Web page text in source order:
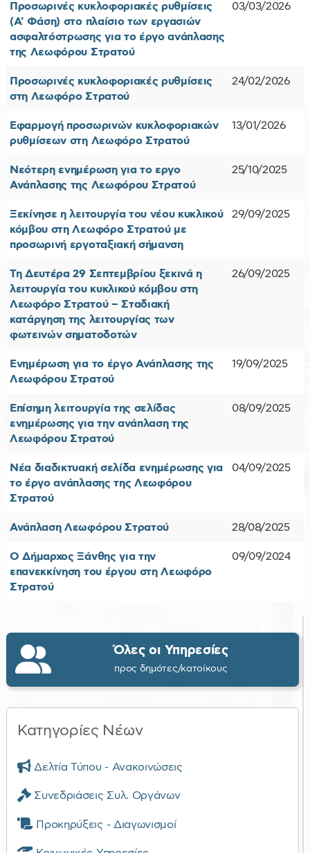
Προσωρινές κυκλοφοριακές ρυθμίσεις
(Α' Φάση) στο πλαίσιο των εργασιών
ασφαλτόστρωσης για το έργο ανάπλασης
της Λεωφόρου Στρατού
03/03/2026
Προσωρινές κυκλοφοριακές ρυθμίσεις
στη Λεωφόρο Στρατού
24/02/2026
Εφαρμογή προσωρινών κυκλοφοριακών
ρυθμίσεων στη Λεωφόρο Στρατού
13/01/2026
Νεότερη ενημέρωση για το εργο
Ανάπλασης της Λεωφόρου Στρατού
25/10/2025
Ξεκίνησε η λειτουργία του νέου κυκλικού
κόμβου στη Λεωφόρο Στρατού με
προσωρινή εργοταξιακή σήμανση
29/09/2025
Τη Δευτέρα 29 Σεπτεμβρίου ξεκινά η
λειτουργία του κυκλικού κόμβου στη
Λεωφόρο Στρατού – Σταδιακή
κατάργηση της λειτουργίας των
φωτεινών σηματοδοτών
26/09/2025
Ενημέρωση για το έργο Ανάπλασης της
Λεωφόρου Στρατού
19/09/2025
Επίσημη λειτουργία της σελίδας
ενημέρωσης για την ανάπλαση της
Λεωφόρου Στρατού
08/09/2025
Νέα διαδικτυακή σελίδα ενημέρωσης για
το έργο ανάπλασης της Λεωφόρου
Στρατού
04/09/2025
Ανάπλαση Λεωφόρου Στρατού 28/08/2025
Ο Δήμαρχος Ξάνθης για την
επανεκκίνηση του έργου στη Λεωφόρο
Στρατού
09/09/2024
Όλες οι Υπηρεσίες
προς δημότες/κατοίκους
Κατηγορίες Νέων
Δελτία Τύπου - Ανακοινώσεις
Συνεδριάσεις Συλ. Οργάνων
Προκηρύξεις - Διαγωνισμοί